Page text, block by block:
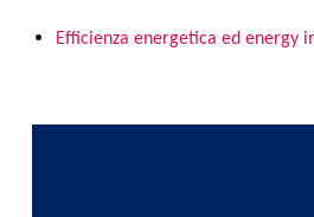
Efficienza energetica ed energy